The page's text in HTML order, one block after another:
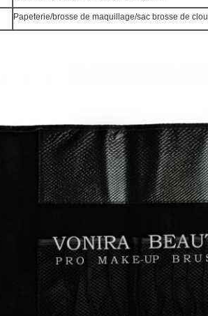
Papeterie/brosse de maquillage/sac brosse de clou